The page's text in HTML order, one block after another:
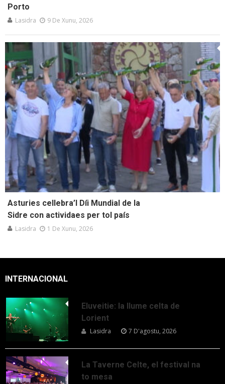
Porto
Lasidra 9 De Xunu, 2026
Asturies cellebra’l Díi Mundial de la
Sidre con actividaes per tol país
Lasidra 1 De Xunu, 2026
INTERNACIONAL
Eluveitie: la llume celta de
Lorient
Lasidra 7 D'agostu, 2026
La Taverne Celte, el festival na
to mesa